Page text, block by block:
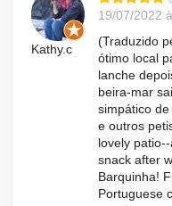
Kathy.c
19/07/2022
(Traduzido
ótimo local
lanche
beira-mar
simpático
e outros
lovely
snack after
Barquinha!
Portuguese